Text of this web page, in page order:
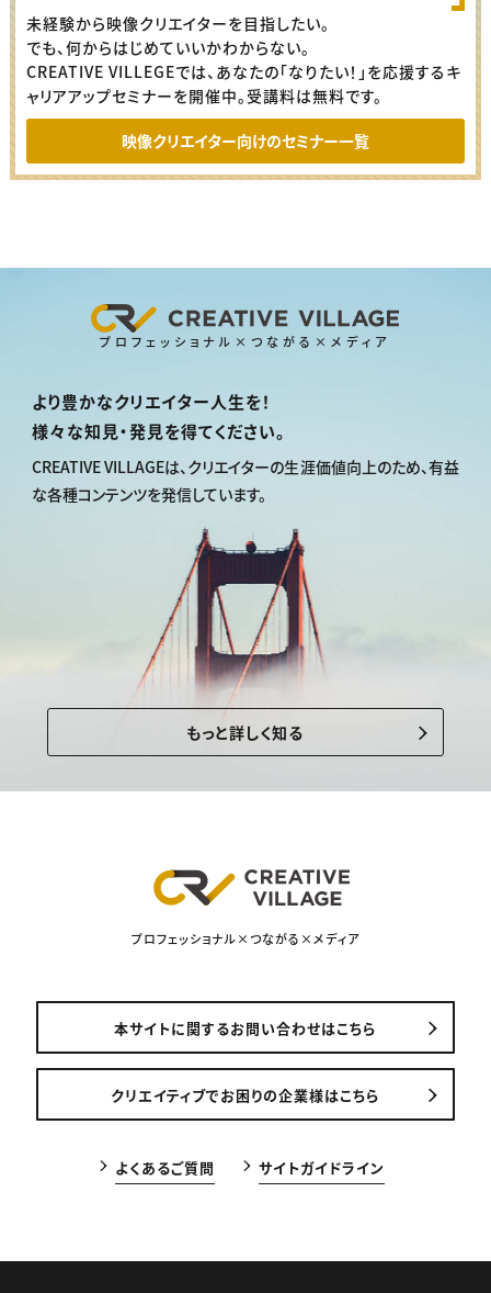
未経験から映像クリエイターを目指したい。
でも、何からはじめていいかわからない。
CREATIVE VILLEGEでは、あなたの「なりたい！」を応援するキ
ャリアアップセミナーを開催中。受講料は無料です。
映像クリエイター向けのセミナー一覧
プロフェッショナル×つながる×メディア
より豊かなクリエイター人生を！
様々な知見・発見を得てください。
CREATIVE VILLAGEは、クリエイターの生涯価値向上のため、有益
な各種コンテンツを発信しています。
もっと詳しく知る
プロフェッショナル×つながる×メディア
本サイトに関するお問い合わせはこちら
クリエイティブでお困りの企業様はこちら
よくあるご質問 サイトガイドライン